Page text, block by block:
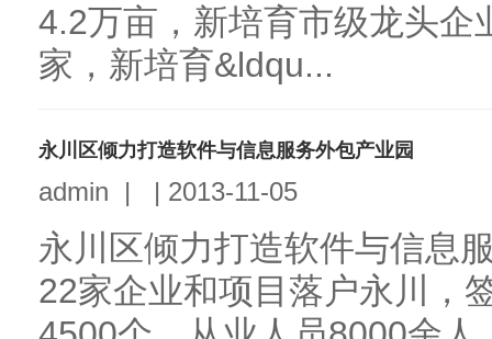
4.2万亩，新培育市级龙头企
家，新培育&ldqu...
永川区倾力打造软件与信息服务外包产业园
admin | | 2013-11-05
永川区倾力打造软件与信息
22家企业和项目落户永川，